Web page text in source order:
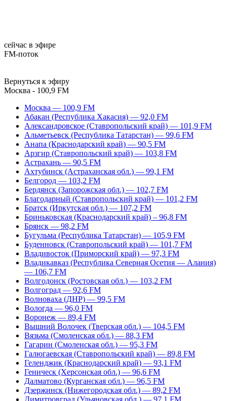
сейчас в эфире
FM-поток
Вернуться к эфиру
Москва - 100,9 FM
Москва — 100,9 FM
Абакан (Республика Хакасия) — 92,0 FM
Александровское (Ставропольский край) — 101,9 FM
Альметьевск (Республика Татарстан) — 99,6 FM
Анапа (Краснодарский край) — 90,5 FM
Арзгир (Ставропольский край) — 103,8 FM
Астрахань — 90,5 FM
Ахтубинск (Астраханская обл.) — 99,1 FM
Белгород — 103,2 FM
Бердянск (Запорожская обл.) — 102,7 FM
Благодарный (Ставропольский край) — 101,2 FM
Братск (Иркутская обл.) — 107,2 FM
Бриньковская (Краснодарский край) – 96,8 FM
Брянск — 98,2 FM
Бугульма (Республика Татарстан) — 105,9 FM
Буденновск (Ставропольский край) — 101,7 FM
Владивосток (Приморский край) — 97,3 FM
Владикавказ (Республика Северная Осетия — Алания)
— 106,7 FM
Волгодонск (Ростовская обл.) — 103,2 FM
Волгоград — 92,6 FM
Волноваха (ДНР) — 99,5 FM
Вологда — 96,0 FM
Воронеж — 89,4 FM
Вышний Волочек (Тверская обл.) — 104,5 FM
Вязьма (Смоленская обл.) — 88,3 FM
Гагарин (Смоленская обл.) — 95,3 FM
Галюгаевская (Ставропольский край) — 89,8 FM
Геленджик (Краснодарский край) — 93,1 FM
Геническ (Херсонская обл.) — 96,6 FM
Далматово (Курганская обл.) — 96,5 FM
Дзержинск (Нижегородская обл.) — 89,2 FM
Димитровград (Ульяновская обл.) — 97,1 FM